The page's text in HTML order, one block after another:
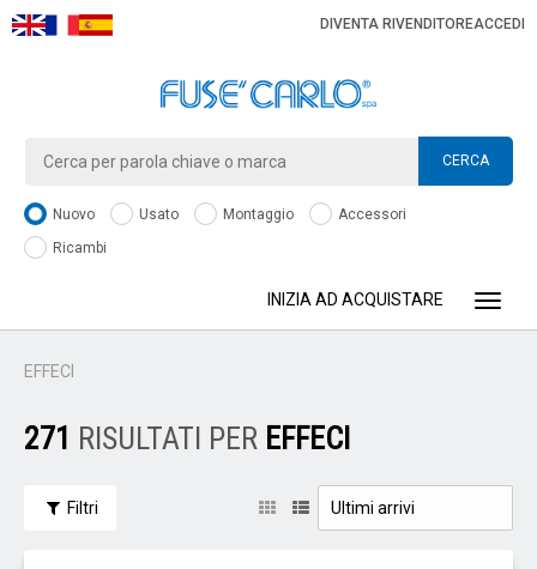
DIVENTA RIVENDITOREACCEDI
CERCA
Nuovo Usato Montaggio
Accessori
Ricambi
INIZIA AD ACQUISTARE
EFFECI
271 RISULTATI PER EFFECI
Filtri